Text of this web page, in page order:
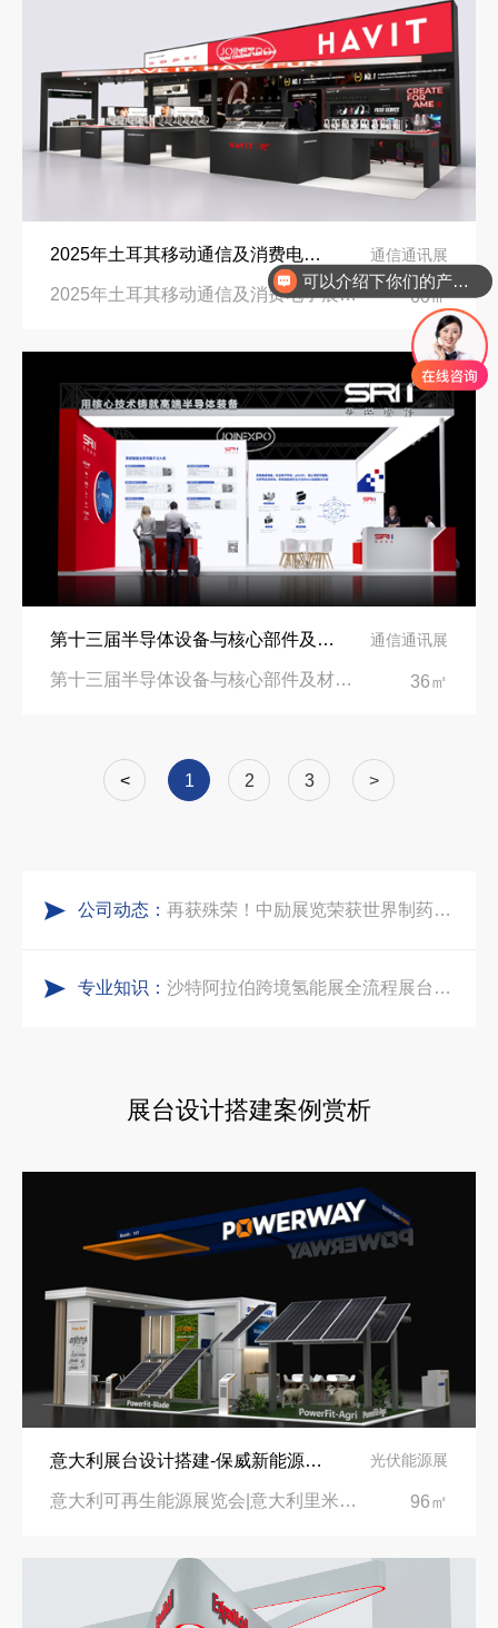
2025年土耳其移动通信及消费电子展IMEX展台设计搭建公司 通信通讯展
2025年土耳其移动通信及消费电子展IMEX|土耳其伊斯坦布尔国际会展中心 60㎡
第十三届半导体设备与核心部件及材料展（CSEAC 2025）展台设计搭建公司 通信通讯展
第十三届半导体设备与核心部件及材料展|无锡太湖国际博览中心 36㎡
< 1 2 3 >
公司动态：
看得见的品质：人民网对中励展览的采访报道
进博会倒计时5天！中励展览奋斗在进博会开幕式之前！
实力获誉｜新加坡电信致信致谢，中励展览圆满交付2026 MWC项目
粽情端午，展梦申城
食味欢聚，聚力同行｜中励展览员工海鲜自助聚餐圆满落幕
再获殊荣！中励展览荣获世界制药原料中国展可持续金奖
看得见的品质：人民网对中励展览的采访报道
专业知识：
沙特阿拉伯跨境氢能展全流程展台验收现场｜避坑验收指南
拓展新市场：不得不学的境外展览会参展指南
公司国外参展总结报告参考模板范文
埃及跨境展会搭建执行服务商｜扎根北非会展实地落地，拆解行业乱象，帮国内企业参展少踩 90% 的坑
乌兹别克斯坦展会搭建服务厂家怎么选？避开行业乱象，实地工厂服务商才是参展标配
阿联酋酒店展展台搭建全攻略：合规落地、吸客转化、避坑实操指南
沙特阿拉伯跨境氢能展全流程展台验收现场｜避坑验收指南
展台设计搭建案例赏析
意大利展台设计搭建-保威新能源在意大利里米尼会展中心推出最新产品-中励展览设计策划公司 光伏能源展
意大利可再生能源展览会|意大利里米尼会展中心 96㎡
你们是怎么收费的呢